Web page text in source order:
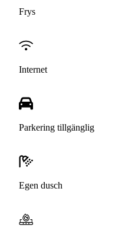
Frys
Internet
Parkering tillgänglig
Egen dusch